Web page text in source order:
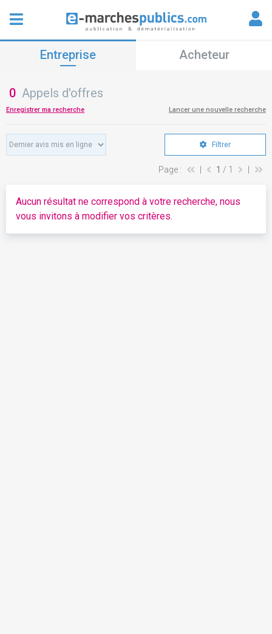
Entreprise Acheteur
0 Appels d'offres
Enregistrer ma recherche Lancer une nouvelle recherche
Filtrer
Page : 1 / 1
Aucun résultat ne correspond à votre recherche, nous
vous invitons à modifier vos critères.